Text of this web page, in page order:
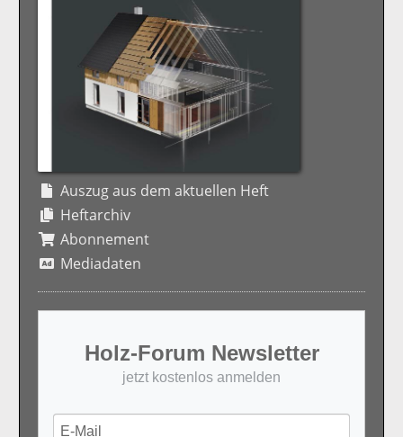
Auszug aus dem aktuellen Heft
Heftarchiv
Abonnement
Mediadaten
Holz-Forum Newsletter
jetzt kostenlos anmelden